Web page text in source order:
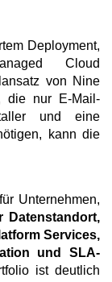
Deployment,
Cloud
von Nine
die nur E-Mail-
und eine
kann die
Unternehmen,
Datenstandort,
Services,
und SLA-
ist deutlich